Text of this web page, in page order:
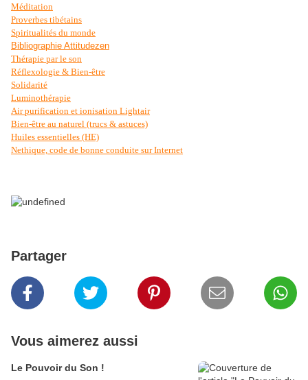
Méditation
Proverbes tibétains
Spiritualités du monde
Bibliographie Attitudezen
Thérapie par le son
Réflexologie & Bien-être
Solidarité
Luminothérapie
Air purification et ionisation Lightair
Bien-être au naturel (trucs & astuces)
Huiles essentielles (HE)
Nethique, code de bonne conduite sur Internet
Partager
Vous aimerez aussi
Le Pouvoir du Son !